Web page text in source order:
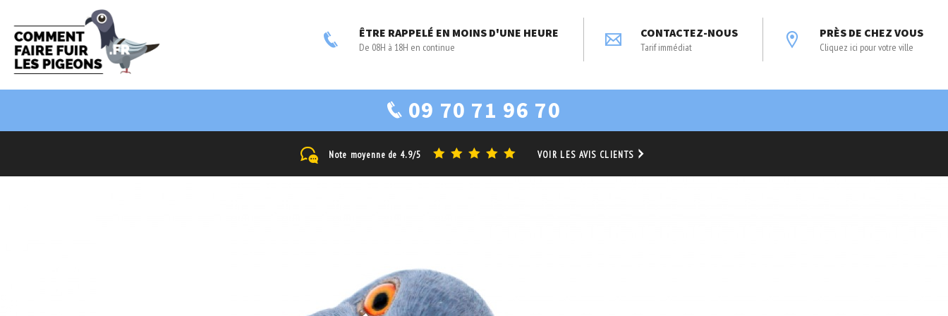
ÊTRE RAPPELÉ EN MOINS D'UNE HEURE
De 08H à 18H en continue
CONTACTEZ-NOUS
Tarif immédiat
PRÈS DE CHEZ VOUS
Cliquez ici pour votre ville
09 70 71 96 70
Note moyenne de4.9/5 VOIR LES AVIS CLIENTS